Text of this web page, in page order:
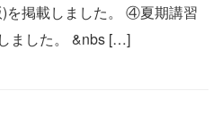
を掲載しました。 ④夏期講習
ました。 &nbs […]